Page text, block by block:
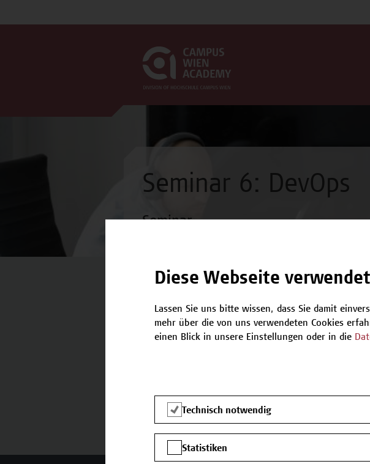
Seminar 6: DevOps
Seminar
Termine und Anmeldung
Diese Webseite
Lassen Sie uns bitte wissen, dass Sie damit
mehr über die von uns verwendeten Cookies
einen Blick in unsere Einstellungen oder in die
Technisch notwendig
Statistiken